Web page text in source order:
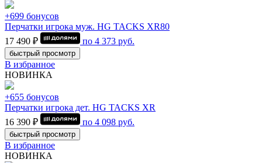
+699 бонусов
Перчатки игрока муж. HG TACKS XR80
17 490 ₽
по 4 373 руб.
быстрый просмотр
В избранное
НОВИНКА
+655 бонусов
Перчатки игрока дет. HG TACKS XR
16 390 ₽
по 4 098 руб.
быстрый просмотр
В избранное
НОВИНКА